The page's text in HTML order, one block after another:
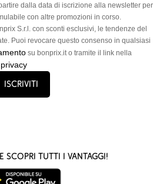
dalla data di iscrizione alla newsletter per
con altre promozioni in corso.
S.r.l. con sconti esclusivi, le tendenze del
Puoi revocare questo consenso in qualsiasi
su bonprix.it o tramite il link nella
Iscriviti
scopri tutti i vantaggi!